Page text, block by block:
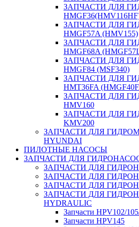
ЗАПЧАСТИ ДЛЯ
ЗАПЧАСТИ ДЛЯ
HMGF57A (HMV155)
ЗАПЧАСТИ ДЛЯ
HMGF68A
ЗАПЧАСТИ ДЛЯ
HMGF84 (MSF340)
ЗАПЧАСТИ ДЛЯ
HMT36FA
ЗАПЧАСТИ ДЛЯ
HMV160
ЗАПЧАСТИ ДЛЯ
KMV200
ЗАПЧАСТИ ДЛЯ
HYUNDAI
ПИЛОТНЫЕ НАСОСЫ
ЗАПЧАСТИ ДЛЯ
ЗАПЧАСТИ ДЛЯ
ЗАПЧАСТИ ДЛЯ
ЗАПЧАСТИ ДЛЯ
ЗАПЧАСТИ ДЛЯ
HYDRAULIC
Запчасти HPV102/
Запчасти HPV145